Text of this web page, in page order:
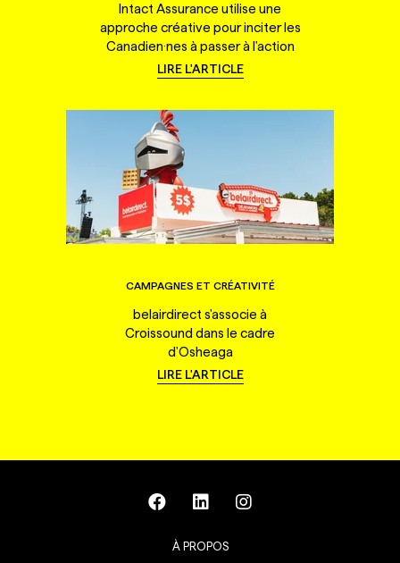
Intact Assurance utilise une
approche créative pour inciter les
Canadien·nes à passer à l'action
LIRE L'ARTICLE
CAMPAGNES ET CRÉATIVITÉ
belairdirect s'associe à
Croissound dans le cadre
d'Osheaga
LIRE L'ARTICLE
À PROPOS